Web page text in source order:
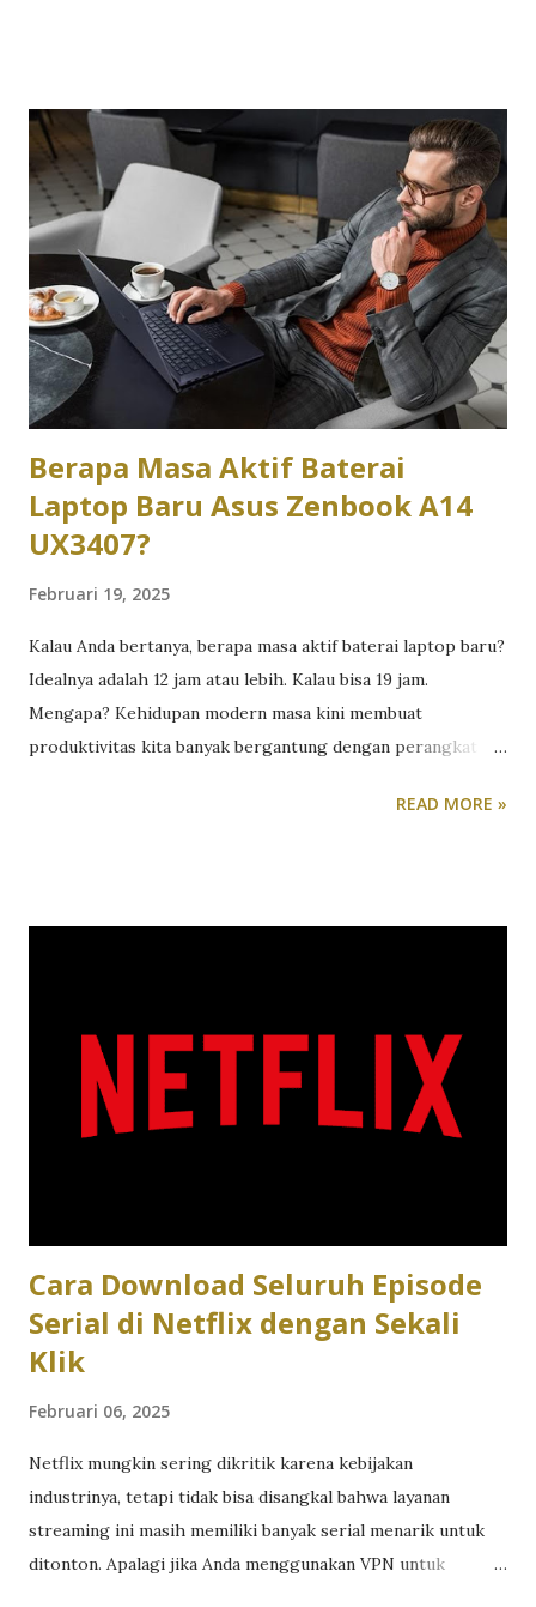
mendapatkan berbagai keuntungan seperti amunisi tak
terbatas, kesehatan yang tidak habis, atau peningkatan
kecepatan karakter. Fitur ini dapat membantu Anda
menaklukkan level yang sulit atau bahkan menjelajahi game
dengan cara yang baru. Namun, daripada mengambil risiko
dari situs web yang mencurigakan, lebih baik menggunakan
layanan yang aman dan terpercaya seperti Cheat Happens.
Cheat Happens menawarkan perangkat lunak CoSMOS dan
manajer trainer yang membuat pemasangan cheat lebih
mudah bagi se...
Berapa Masa Aktif Baterai
Laptop Baru Asus Zenbook A14
UX3407?
Februari 19, 2025
Kalau Anda bertanya, berapa masa aktif baterai laptop baru?
Idealnya adalah 12 jam atau lebih. Kalau bisa 19 jam.
Mengapa? Kehidupan modern masa kini membuat
produktivitas kita banyak bergantung dengan perangkat
dengan pekerjaan yang banyak berkaitan dengan presentasi,
Akan tetapi, faktor yang sangat esensial untuk sebuah
laptop kerja seperti kebutuan kita di atas adalah laptop
ringan yang masa aktif baterainya panjang. Pertanyaannya
ASU...
READ MORE »
Cara Download Seluruh Episode
Serial di Netflix dengan Sekali
Klik
Februari 06, 2025
Netflix mungkin sering dikritik karena kebijakan
industrinya, tetapi tidak bisa disangkal bahwa layanan
streaming ini masih memiliki banyak serial menarik untuk
ditonton. Apalagi jika Anda menggunakan VPN untuk